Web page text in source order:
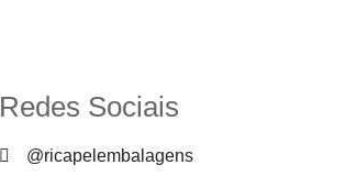
Redes Sociais
@ricapelembalagens